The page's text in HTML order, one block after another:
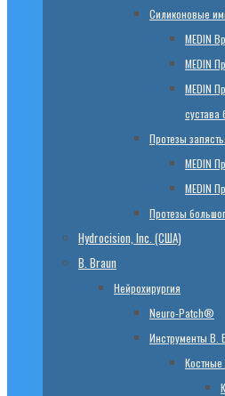
Силиконовые
МЕDIN
МЕDIN
МЕDIN
сустава
Протезы
МЕDIN
МЕDIN
Протезы
Hydrocision, Inc. (США)
B. Braun
Нейрохирургия
Neuro-Patch®
Инструменты B.
Костные